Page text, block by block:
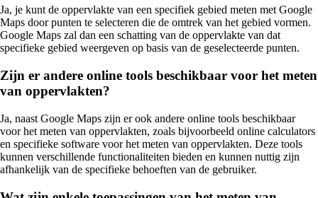
Ja, je kunt de oppervlakte van een specifiek gebied meten met Google
Maps door punten te selecteren die de omtrek van het gebied vormen.
Google Maps zal dan een schatting van de oppervlakte van dat
specifieke gebied weergeven op basis van de geselecteerde punten.
Zijn er andere online tools beschikbaar voor het meten
van oppervlakten?
Ja, naast Google Maps zijn er ook andere online tools beschikbaar
voor het meten van oppervlakten, zoals bijvoorbeeld online calculators
en specifieke software voor het meten van oppervlakten. Deze tools
kunnen verschillende functionaliteiten bieden en kunnen nuttig zijn
afhankelijk van de specifieke behoeften van de gebruiker.